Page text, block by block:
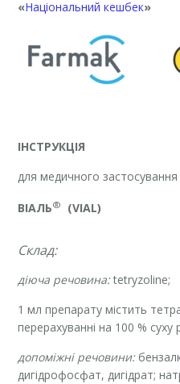
«Національний кешбек»
ІНСТРУКЦІЯ
для медичного застосування
ВІАЛЬ® (VIAL)
Склад:
діюча речовина:tetryzoline;
1 мл препарату містить
перерахуванні на 100 % суху
допоміжні речовини:
дигідрофосфат, дигідрат;